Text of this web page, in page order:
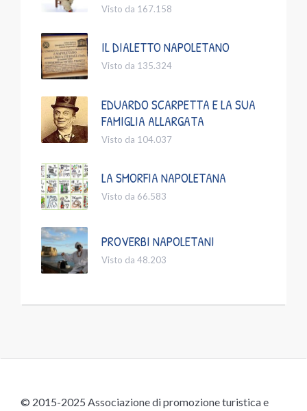
Visto da 167.158
IL DIALETTO NAPOLETANO
Visto da 135.324
EDUARDO SCARPETTA E LA SUA
FAMIGLIA ALLARGATA
Visto da 104.037
LA SMORFIA NAPOLETANA
Visto da 66.583
PROVERBI NAPOLETANI
Visto da 48.203
© 2015-2025 Associazione di promozione turistica e